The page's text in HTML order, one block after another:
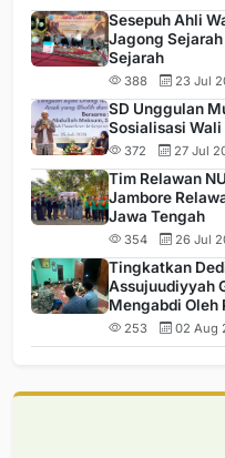
Sesepuh Ahli
Jagong
Sejarah
388 23 Jul
SD Unggulan
Sosialisasi
372 27 Jul
Tim Relawan
Jambore
Jawa Tengah
354 26 Jul
Tingkatkan
Assujuudiyyah
Mengabdi Oleh
253 02 Aug